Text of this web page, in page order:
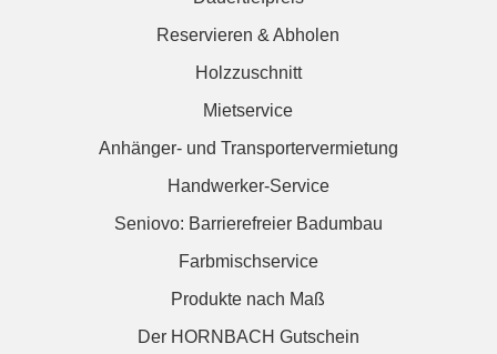
Reservieren & Abholen
Holzzuschnitt
Mietservice
Anhänger- und Transportervermietung
Handwerker-Service
Seniovo: Barrierefreier Badumbau
Farbmischservice
Produkte nach Maß
Der HORNBACH Gutschein